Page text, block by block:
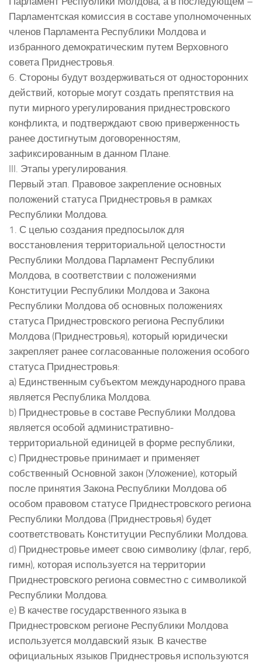
Парламентская комиссия в составе уполномоченных
членов Парламента Республики Молдова и
избранного демократическим путем Верховного
совета Приднестровья.
6. Стороны будут воздерживаться от односторонних
действий, которые могут создать препятствия на
пути мирного урегулирования приднестровского
конфликта, и подтверждают свою приверженность
ранее достигнутым договоренностям,
зафиксированным в данном Плане.
III. Этапы урегулирования.
Первый этап. Правовое закрепление основных
положений статуса Приднестровья в рамках
Республики Молдова.
1. С целью создания предпосылок для
восстановления территориальной целостности
Республики Молдова Парламент Республики
Молдова, в соответствии с положениями
Конституции Республики Молдова и Закона
Республики Молдова об основных положениях
статуса Приднестровского региона Республики
Молдова (Приднестровья), который юридически
закрепляет ранее согласованные положения особого
статуса Приднестровья:
а) Единственным субъектом международного права
является Республика Молдова.
b) Приднестровье в составе Республики Молдова
является особой административно-
территориальной единицей в форме республики,
с) Приднестровье принимает и применяет
собственный Основной закон (Уложение), который
после принятия Закона Республики Молдова об
особом правовом статусе Приднестровского региона
Республики Молдова (Приднестровья) будет
соответствовать Конституции Республики Молдова.
d) Приднестровье имеет свою символику (флаг, герб,
гимн), которая используется на территории
Приднестровского региона совместно с символикой
Республики Молдова.
e) В качестве государственного языка в
Приднестровском регионе Республики Молдова
используется молдавский язык. В качестве
официальных языков Приднестровья используются